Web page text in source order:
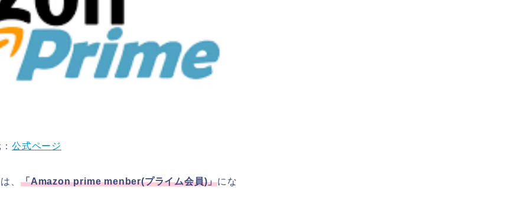
公式ページ
、 「Amazon prime menber(プライム会員)」にな